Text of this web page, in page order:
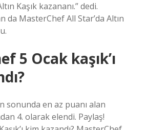
Kaşık kazananı.” dedi.
da MasterChef All Star’da Altın
5 Ocak kaşık’ı
sonunda en az puanı alan
4. olarak elendi. Paylaş!